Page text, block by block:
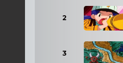
2
3